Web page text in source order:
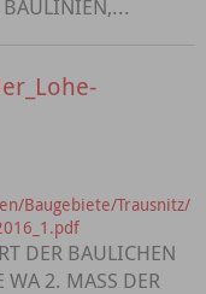
Baugebiete/Trausnitz/
DER BAULICHEN
WA 2. MASS DER